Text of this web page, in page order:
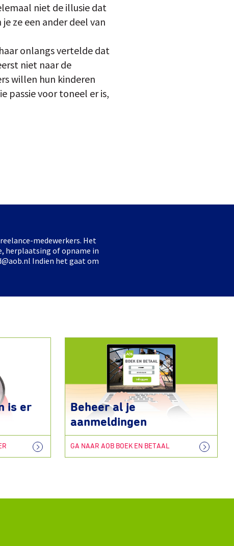
niet de illusie dat
ze een ander deel van
onlangs vertelde dat
niet naar de
willen hun kinderen
passie voor toneel er is,
medewerkers. Het
herplaatsing of opname in
Indien het gaat om
is er
Beheer al je
aanmeldingen
GA NAAR AOB BOEK EN BETAAL